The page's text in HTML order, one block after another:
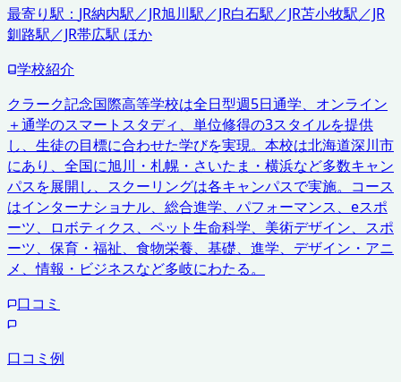
最寄り駅： JR納内駅／JR旭川駅／JR白石駅／JR苫小牧駅／JR
釧路駅／JR帯広駅 ほか
学校紹介
クラーク記念国際高等学校は全日型週5日通学、オンライン
＋通学のスマートスタディ、単位修得の3スタイルを提供
し、生徒の目標に合わせた学びを実現。本校は北海道深川市
にあり、全国に旭川・札幌・さいたま・横浜など多数キャン
パスを展開し、スクーリングは各キャンパスで実施。コース
はインターナショナル、総合進学、パフォーマンス、eスポ
ーツ、ロボティクス、ペット生命科学、美術デザイン、スポ
ーツ、保育・福祉、食物栄養、基礎、進学、デザイン・アニ
メ、情報・ビジネスなど多岐にわたる。
口コミ
口コミ例